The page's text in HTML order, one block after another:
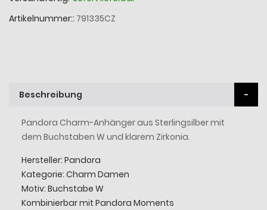
Artikelnummer: 791335CZ
Beschreibung
Pandora Charm-Anhänger aus Sterlingsilber mit
dem Buchstaben W und klarem Zirkonia.
Hersteller: Pandora
Kategorie: Charm Damen
Motiv: Buchstabe W
Kombinierbar mit Pandora Moments